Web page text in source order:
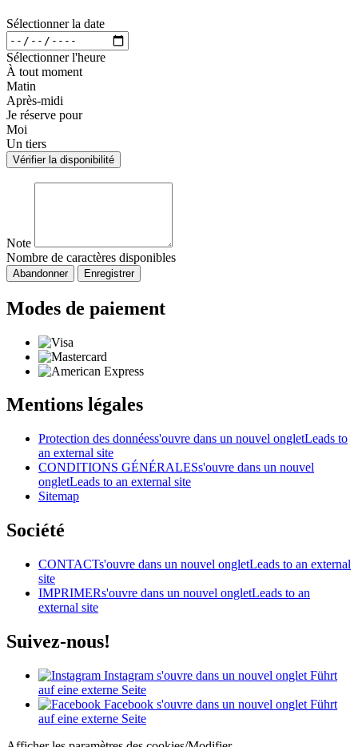
Sélectionner la date
Sélectionner l'heure
À tout moment
Matin
Après-midi
Je réserve pour
Moi
Un tiers
Vérifier la disponibilité
Note
Nombre de caractères disponibles
Abandonner Enregistrer
Modes de paiement
Mentions légales
Protection des donnéess'ouvre dans un nouvel ongletLeads to
an external site
CONDITIONS GÉNÉRALESs'ouvre dans un nouvel
ongletLeads to an external site
Sitemap
Société
CONTACTs'ouvre dans un nouvel ongletLeads to an external
site
IMPRIMERs'ouvre dans un nouvel ongletLeads to an
external site
Suivez-nous!
Instagram s'ouvre dans un nouvel onglet Führt
auf eine externe Seite
Facebook s'ouvre dans un nouvel onglet Führt
auf eine externe Seite